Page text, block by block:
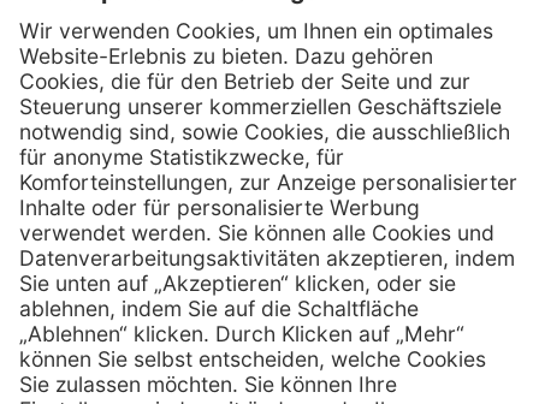
Kontakt
Henry Schein Medical Austria GmbH
Schönbrunner Straße 297
A-1120 Wien
01 / 718 19 61 99
Telefax:01 / 718 19 61 23
E-Mail: info @ henryscheinmed.at
Services
Vorteile
Hilfe
FAQs